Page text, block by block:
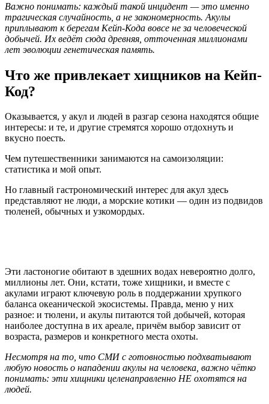
Важно понимать: каждый такой инцидент — это именно
трагическая случайность, а не закономерность. Акулы
приплывают к берегам Кейп-Кода вовсе не за человеческой
добычей. Их ведёт сюда древняя, отточенная миллионами
лет эволюции генетическая память.
Что же привлекает хищников на Кейп-
Код?
Оказывается, у акул и людей в разгар сезона находятся общие
интересы: и те, и другие стремятся хорошо отдохнуть и
вкусно поесть.
Чем путешественники занимаются на самоизоляции:
статистика и мой опыт.
Но главный гастрономический интерес для акул здесь
представляют не люди, а морские котики — один из подвидов
тюленей, обычных и узкомордых.
Эти ластоногие обитают в здешних водах невероятно долго,
миллионы лет. Они, кстати, тоже хищники, и вместе с
акулами играют ключевую роль в поддержании хрупкого
баланса океанической экосистемы. Правда, меню у них
разное: и тюлени, и акулы питаются той добычей, которая
наиболее доступна в их ареале, причём выбор зависит от
возраста, размеров и конкретного места охоты.
Несмотря на то, что СМИ с готовностью подхватывают
любую новость о нападении акулы на человека, важно чётко
понимать: эти хищники целенаправленно НЕ охотятся на
людей.